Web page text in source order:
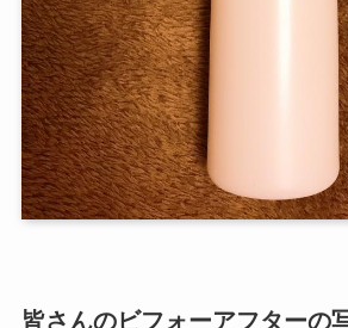
皆さんのビフォーアフターの